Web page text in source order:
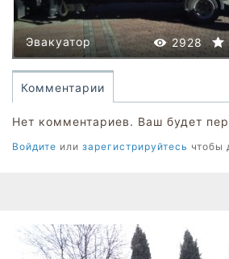
2928
Эвакуатор
Комментарии
Нет комментариев. Ваш будет
Войдите или зарегистрируйтесь чтобы